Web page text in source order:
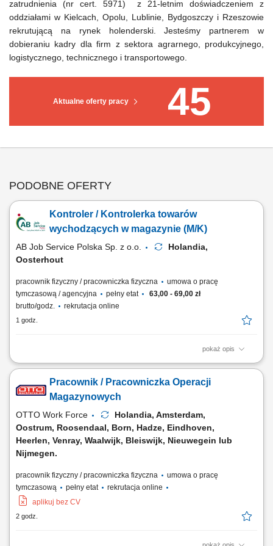
Aktualne oferty pracy 45
zatrudnienia (nr cert. 5971) z 21-letnim doświadczeniem z
oddziałami w Kielcach, Opolu, Lublinie, Bydgoszczy i Rzeszowie
rekrutującą na rynek holenderski. Jesteśmy partnerem w
dobieraniu kadry dla firm z sektora agrarnego, produkcyjnego,
logistycznego, technicznego i transportowego.
PODOBNE OFERTY
Kontroler / Kontrolerka towarów
wychodzących w magazynie (M/K)
AB Job Service Polska Sp. z o.o.
Holandia,
Oosterhout
pracownik fizyczny / pracowniczka fizyczna
umowa o pracę
tymczasową / agencyjna
pełny etat
63,00 - 69,00 zł
brutto/godz.
rekrutacja online
1 godz.
pokaż opis
Nasz Klient to to nowoczesna firma logistyczna z siedzibą w Oosterhout
łańcuchem dostaw na terenie Europy. Firma koncentruje się na spedycji
i logistyce intermodalnej, łącząc transport drogowy z innymi formami
Pracownik / Pracowniczka Operacji
Magazynowych
OTTO Work Force
Holandia, Amsterdam,
Oostrum, Roosendaal, Born, Hadze, Eindhoven,
Heerlen, Venray, Waalwijk, Bleiswijk, Nieuwegein lub
Nijmegen.
pracownik fizyczny / pracowniczka fizyczna
umowa o pracę
tymczasową
pełny etat
rekrutacja online
aplikuj bez CV
2 godz.